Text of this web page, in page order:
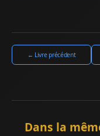
← Livre précédent
Dans la